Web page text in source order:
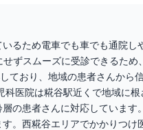
るため電車でも車でも通院し
ずスムーズに受診できるため
ており、地域の患者さんから
医院は糀谷駅近くで地域に
の患者さんに対応しています
。西糀谷エリアでかかりつけ